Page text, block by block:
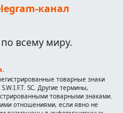
канал
всему миру.
.
товарные знаки
SC. Другие термины,
товарными знаками.
отношениями, если явно не